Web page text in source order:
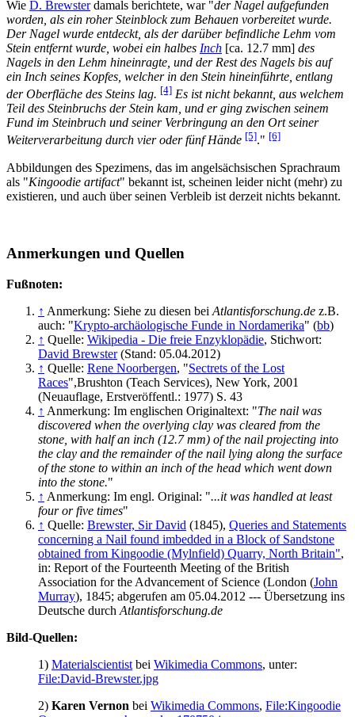
Wie D. Brewsterdamals berichtete, war "der Nagel aufgefunden
worden, als ein roher Steinblock zum Behauen vorbereitet wurde.
Der Nagel wurde entdeckt, als der darüber befindliche Lehm vom
Stein entfernt wurde, wobei ein halbes Inch [ca. 12.7 mm] des
Nagels in den Lehm hineinragte, und der Rest des Nagels bis auf
ein Inch seines Kopfes, welcher in den Stein hineinführte, entlang
der Oberfläche des Steins lag. [4] Es ist nicht bekannt, aus welchem
Teil des Steinbruchs der Stein kam, und er ging zwischen seinem
Fund im Steinbruch und seiner Verbringung an den Ort seiner
Weiterverarbeitung durch vier oder fünf Hände [5]." [6]
Abbildungen des Spezimens, das im angelsächsischen Sprachraum
als "Kingoodie artifact" bekannt ist, scheinen leider nicht (mehr) zu
existieren, und auch über seinen Verbleib ist derzeit nichts bekannt.
Anmerkungen und Quellen
Fußnoten:
↑ Anmerkung: Siehe zu diesen bei Atlantisforschung.de z.B.
auch: "Krypto-archäologische Funde in Nordamerika" (bb)
↑ Quelle: Wikipedia - Die freie Enzyklopädie, Stichwort:
David Brewster(Stand: 05.04.2012)
↑ Quelle: Rene Noorbergen, "Sectrets of the Lost
Races",Brushton (Teach Services), New York, 2001
(Neuauflage, Erstveröffentl.: 1977) S. 43
↑ Anmerkung: Im englischen Originaltext: "The nail was
discovered when the overlying clay was cleared from the
stone, with half an inch (12.7 mm) of the nail projecting into
the clay and the remainder of the nail lying along the surface
of the stone to within an inch of the head which went down
into the stone."
↑ Anmerkung: Im engl. Original: "...it was handled at least
four or five times"
↑ Quelle: Brewster, Sir David (1845), Queries and Statements
concerning a Nail found imbedded in a Block of Sandstone
obtained from Kingoodie (Mylnfield) Quarry, North Britain",
in: Report of the Fourteenth Meeting of the British
Association for the Advancement of Science (London (John
Murray), 1845; abgerufen am 05.04.2012 --- Übersetzung ins
Deutsche durch Atlantisforschung.de
Bild-Quellen:
1) Materialscientist bei Wikimedia Commons, unter:
File:David-Brewster.jpg
2) Karen Vernon bei Wikimedia Commons, File:Kingoodie